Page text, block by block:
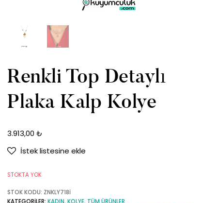
Renkli Top Detaylı
Plaka Kalp Kolye
3.913,00 ₺
İstek listesine ekle
STOKTA YOK
STOK KODU: ZNKLY718İ